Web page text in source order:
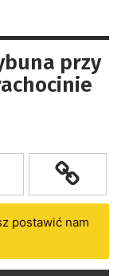
przy
postawić nam